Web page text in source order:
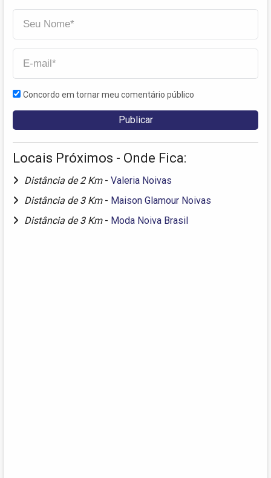
Concordo em tornar meu comentário público
Locais Próximos - Onde Fica:
Distância de 2 Km - Valeria Noivas
Distância de 3 Km - Maison Glamour Noivas
Distância de 3 Km - Moda Noiva Brasil